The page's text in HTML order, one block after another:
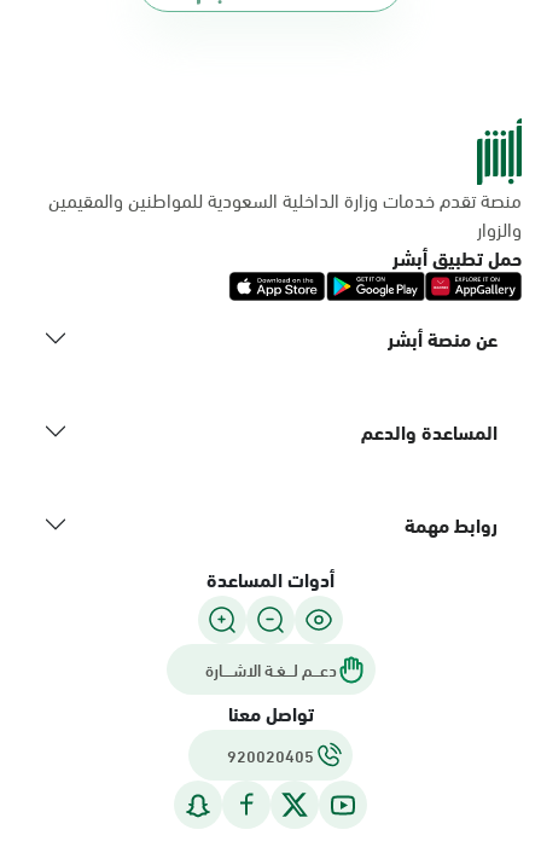
منصة تقدم خدمات وزارة الداخلية السعودية للمواطنين والمقيمين
والزوار
حمل تطبيق أبشر
عن منصة أبشر
المساعدة والدعم
روابط مهمة
أدوات المساعدة
دعـــم لـــغـة الاشــــارة
تواصل معنا
920020405